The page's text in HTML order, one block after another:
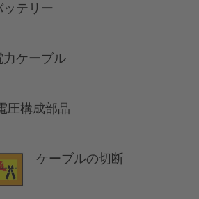
ッテリー
力ケーブル
圧構成部品
ケーブルの切断